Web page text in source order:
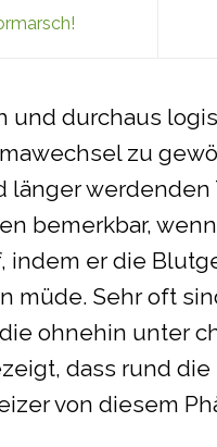
und durchaus
zu
länger
bemerkbar,
indem er die
müde. Sehr oft
ohnehin unter
dass rund
von diesem